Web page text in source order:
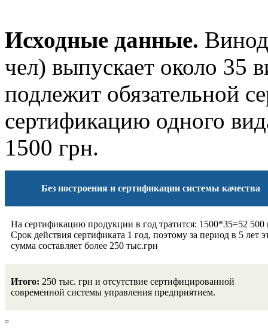
Исходные данные.
чел) выпускает около 35
подлежит обязательной
сертификацию одного
1500 грн.
Без построения и сертификации системы качества
На сертификацию продукции в год тратится: 1500*35=52 500
Срок действия сертификата 1 год, поэтому за период в 5 лет
сумма составляет более 250 тыс.грн
Итого: 250 тыс. грн и отсутствие сертифицированной
современной системы управления предприятием.